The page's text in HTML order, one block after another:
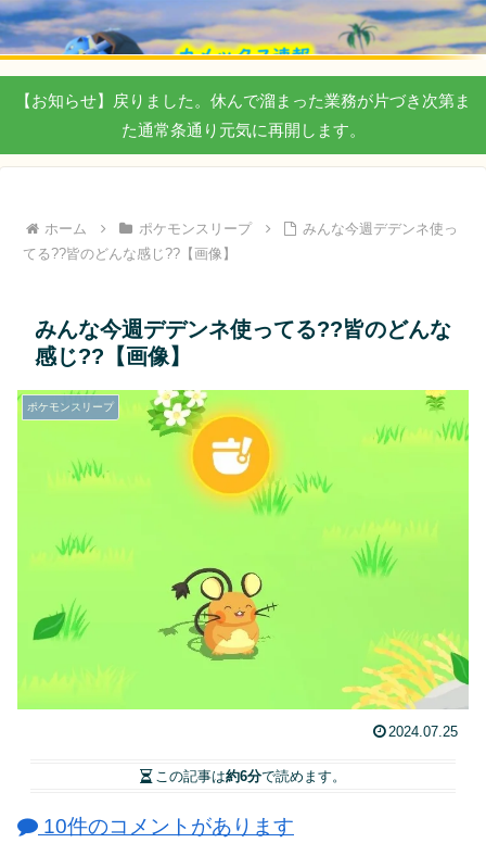
【お知らせ】戻りました。休んで溜まった業務が片づき次第ま
た通常条通り元気に再開します。
ホーム ポケモンスリープ
みんな今週デデンネ使っ
てる??皆のどんな感じ??【画像】
みんな今週デデンネ使ってる??皆のどんな
感じ??【画像】
ポケモンスリープ
2024.07.25
この記事は約6分で読めます。
10件のコメントがあります